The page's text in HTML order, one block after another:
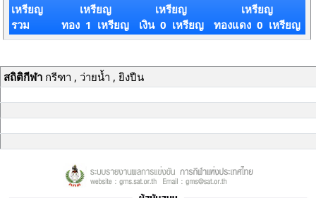
เหรียญ
รวม
เหรียญ
ทอง 1 เหรียญ
เหรียญ
เงิน 0 เหรียญ
เหรียญ
ทองแดง 0 เหรียญ
สถิติกีฬากรีฑา , ว่ายน้ำ , ยิงปืน